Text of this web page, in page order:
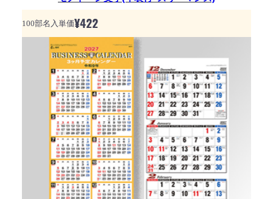
100部名入単価¥422